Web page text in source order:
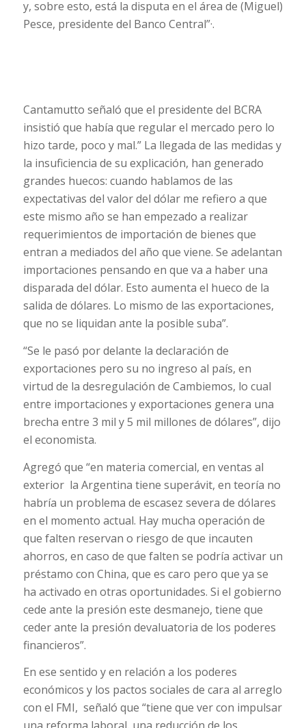
y, sobre esto, está la disputa en el área de (Miguel)
Pesce, presidente del Banco Central”·.
Cantamutto señaló que el presidente del BCRA
insistió que había que regular el mercado pero lo
hizo tarde, poco y mal.” La llegada de las medidas y
la insuficiencia de su explicación, han generado
grandes huecos: cuando hablamos de las
expectativas del valor del dólar me refiero a que
este mismo año se han empezado a realizar
requerimientos de importación de bienes que
entran a mediados del año que viene. Se adelantan
importaciones pensando en que va a haber una
disparada del dólar. Esto aumenta el hueco de la
salida de dólares. Lo mismo de las exportaciones,
que no se liquidan ante la posible suba”.
“Se le pasó por delante la declaración de
exportaciones pero su no ingreso al país, en
virtud de la desregulación de Cambiemos, lo cual
entre importaciones y exportaciones genera una
brecha entre 3 mil y 5 mil millones de dólares”, dijo
el economista.
Agregó que “en materia comercial, en ventas al
exterior la Argentina tiene superávit, en teoría no
habría un problema de escasez severa de dólares
en el momento actual. Hay mucha operación de
que falten reservan o riesgo de que incauten
ahorros, en caso de que falten se podría activar un
préstamo con China, que es caro pero que ya se
ha activado en otras oportunidades. Si el gobierno
cede ante la presión este desmanejo, tiene que
ceder ante la presión devaluatoria de los poderes
financieros”.
En ese sentido y en relación a los poderes
económicos y los pactos sociales de cara al arreglo
con el FMI, señaló que “tiene que ver con impulsar